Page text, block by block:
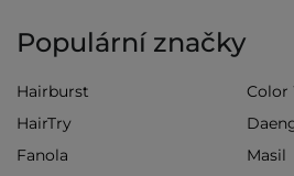
Populární značky
Hairburst
Color
HairTry
Fanola
Masil